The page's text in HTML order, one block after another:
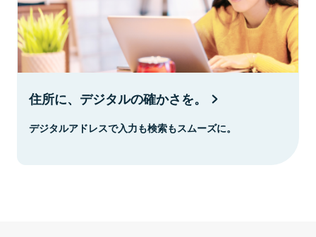
住所に、デジタルの確かさを。
デジタルアドレスで入力も検索もスムーズに。